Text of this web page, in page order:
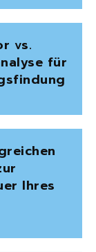
vs.
für
Ihres